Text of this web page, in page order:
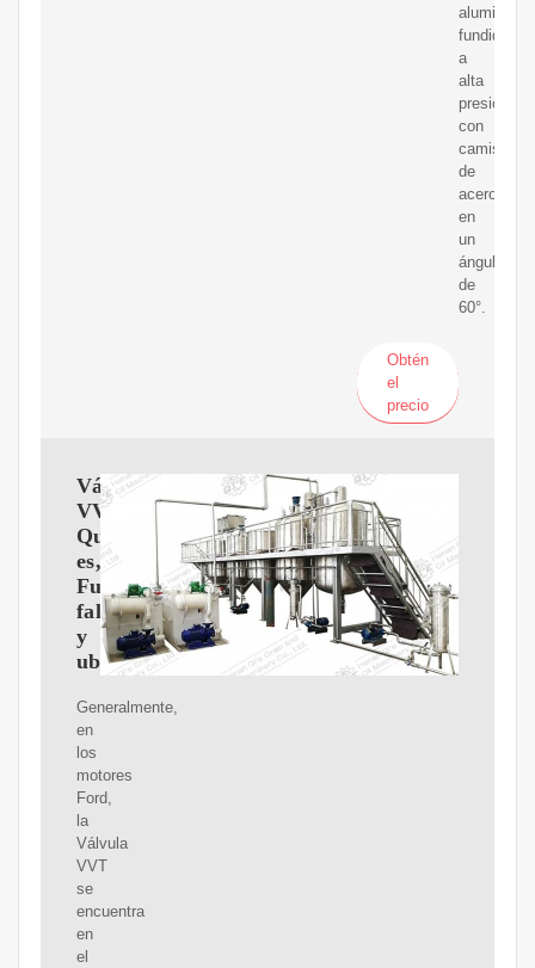
aluminio
fundido
a
alta
presión
con
camisas
de
acero
en
un
ángulo
de
60°.
Obtén
el
precio
Válvula
VVT:
Qué
es,
Funcionamiento,
fallas
y
ubicación
Generalmente,
en
los
motores
Ford,
la
Válvula
VVT
se
encuentra
en
el